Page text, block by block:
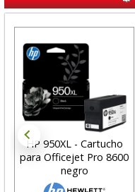
HP 950XL - Cartucho
para Officejet Pro 8600
negro